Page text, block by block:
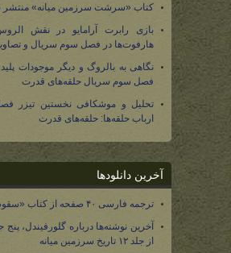
کتاب «سرشت سرزمین میانه»
بازی رابرت آرامایو در نقش
هارفوت‌ها در فصل سوم سریال و تصاویر
نگاهی به بالروگ و دیگر موجودات
فصل سوم سریال حلقه‌های قدرت
تحلیل و موشکافی نخستین تیزر
ارباب حلقه‌ها: حلقه‌های قدرت
آخرین دانلودها
ترجمه فارسی ۴۰ صفحه از کتاب «سقوط نومه‌نور»
آخرین نوشته‌ها درباره گلورفیندل، پنج
از جلد ۱۲ تاریخ سرزمین میانه